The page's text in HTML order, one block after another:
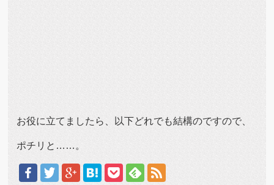
お役に立てましたら、以下どれでも結構のですので、
ポチリと……。